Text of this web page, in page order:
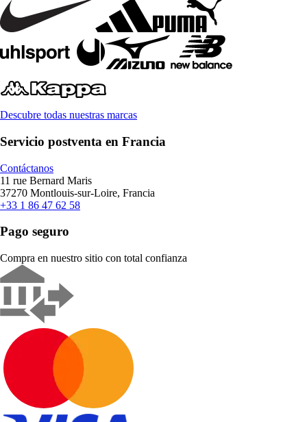
Descubre todas nuestras marcas
Servicio postventa en Francia
Contáctanos
11 rue Bernard Maris
37270 Montlouis-sur-Loire, Francia
+33 1 86 47 62 58
Pago seguro
Compra en nuestro sitio con total confianza